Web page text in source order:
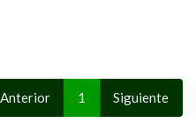
Anterior 1 Siguiente